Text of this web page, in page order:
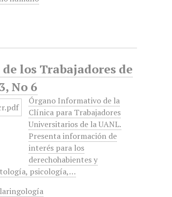
los Trabajadores de
No 6
Órgano Informativo de la
Clínica para Trabajadores
Universitarios de la UANL.
Presenta información de
interés para los
derechohabientes y
psicología,…